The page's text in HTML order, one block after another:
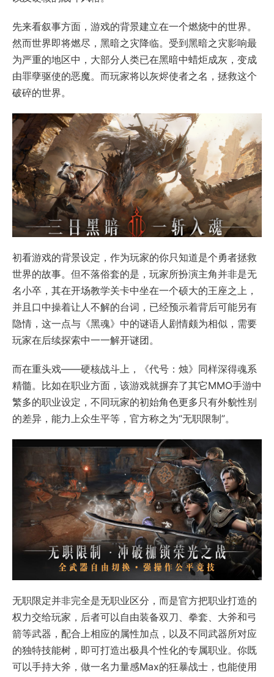
先来看叙事方面，游戏的背景建立在一个燃烧中的世界。
然而世界即将燃尽，黑暗之灾降临。受到黑暗之灾影响最
为严重的地区中，大部分人类已在黑暗中蜡炬成灰，变成
由罪孽驱使的恶魔。而玩家将以灰烬使者之名，拯救这个
破碎的世界。
初看游戏的背景设定，作为玩家的你只知道是个勇者拯救
世界的故事。但不落俗套的是，玩家所扮演主角并非是无
名小卒，其在开场教学关卡中坐在一个硕大的王座之上，
并且口中操着让人不解的台词，已经预示着背后可能另有
隐情，这一点与《黑魂》中的谜语人剧情颇为相似，需要
玩家在后续探索中一一解开谜团。
而在重头戏——硬核战斗上，《代号：烛》同样深得魂系
精髓。比如在职业方面，该游戏就摒弃了其它MMO手游中
繁多的职业设定，不同玩家的初始角色更多只有外貌性别
的差异，能力上众生平等，官方称之为“无职限制”。
无职限定并非完全是无职业区分，而是官方把职业打造的
权力交给玩家，后者可以自由装备双刀、拳套、大斧和弓
箭等武器，配合上相应的属性加点，以及不同武器所对应
的独特技能树，即可打造出极具个性化的专属职业。你既
可以手持大斧，做一名力量感Max的狂暴战士，也能使用